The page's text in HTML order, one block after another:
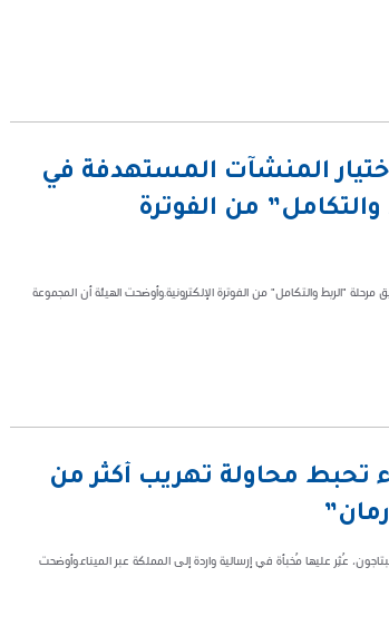
المنشآت المستهدفة في
من الفوترة
"الربط والتكامل" من الفوترة الإلكترونية.وأوضحت الهيئة أن المجموعة
تُحبط محاولة تهريب أكثر من
والجمارك في ميناء ضباء من إحباط محاولة تهريب 932,980 ألف حبة كبتاجون، عُثِر عليها مُخبأة في إرسالية واردة إلى المملكة عبر الميناء.وأوضحت